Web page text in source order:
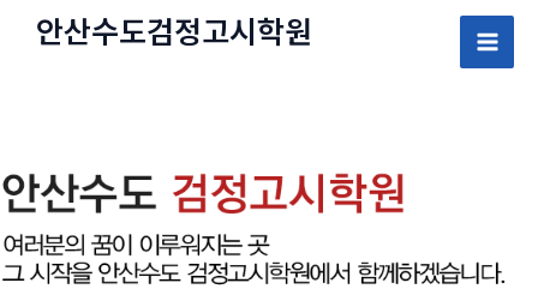
너
뛰
기
안산수도검정고시학원
Main